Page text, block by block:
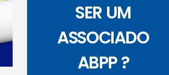
SER UM
ASSOCIADO
ABPP ?